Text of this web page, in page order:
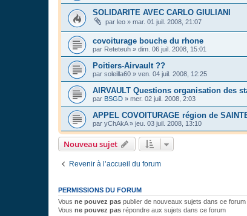
SOLIDARITE AVEC CARLO GIULIANI
par leo » mar. 01 juil. 2008, 21:07
covoiturage bouche du rhone
par Reteteuh » dim. 06 juil. 2008, 15:01
Poitiers-Airvault ??
par soleilla60 » ven. 04 juil. 2008, 12:25
AIRVAULT Questions organisation des
par BSGD » mer. 02 juil. 2008, 2:03
APPEL COVOITURAGE région de
par yChAkA» jeu. 03 juil. 2008, 13:10
Nouveau sujet
Revenir à l’accueil du forum
PERMISSIONS DU FORUM
Vous ne pouvez pas publier de nouveaux sujets dans ce forum
Vous ne pouvez pas répondre aux sujets dans ce forum